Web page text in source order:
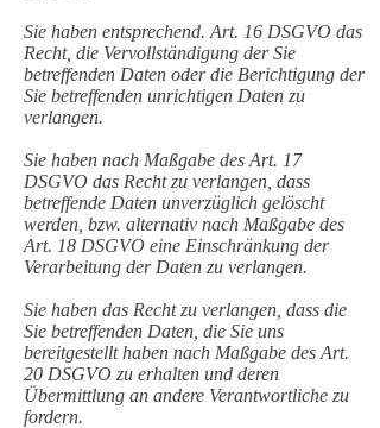
Sie haben entsprechend. Art. 16 DSGVO das
Recht, die Vervollständigung der Sie
betreffenden Daten oder die Berichtigung der
Sie betreffenden unrichtigen Daten zu
verlangen.
Sie haben nach Maßgabe des Art. 17
DSGVO das Recht zu verlangen, dass
betreffende Daten unverzüglich gelöscht
werden, bzw. alternativ nach Maßgabe des
Art. 18 DSGVO eine Einschränkung der
Verarbeitung der Daten zu verlangen.
Sie haben das Recht zu verlangen, dass die
Sie betreffenden Daten, die Sie uns
bereitgestellt haben nach Maßgabe des Art.
20 DSGVO zu erhalten und deren
Übermittlung an andere Verantwortliche zu
fordern.